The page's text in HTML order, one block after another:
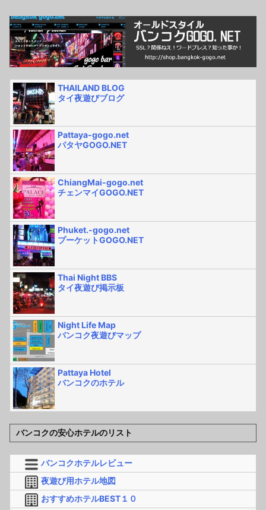
THAILAND BLOG
タイ夜遊びブログ
Pattaya-gogo.net
パタヤGOGO.NET
ChiangMai-gogo.net
チェンマイGOGO.NET
Phuket.-gogo.net
プーケットGOGO.NET
Thai Night BBS
タイ夜遊び掲示板
Night Life Map
バンコク夜遊びマップ
Pattaya Hotel
バンコクのホテル
バンコクの安心ホテルのリスト
バンコクホテルレビュー
夜遊び用ホテル地図
おすすめホテルBEST１０